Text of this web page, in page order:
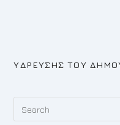
ΥΔΡΕΥΣΗΣ ΤΟΥ